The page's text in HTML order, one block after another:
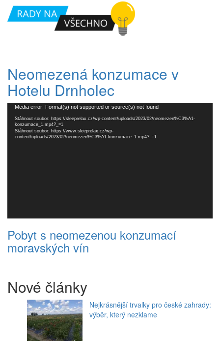
Neomezená konzumace v
Hotelu Drnholec
Video
přehrávač
Media error: Format(s) not supported or source(s) not found
Stáhnout soubor: https://sleeprelax.cz/wp-content/uploads/2023/02/neomezen%C3%A1-
konzumace_1.mp4?_=1
Stáhnout soubor: https://www.sleeprelax.cz/wp-
content/uploads/2023/02/neomezen%C3%A1-konzumace_1.mp4?_=1
Pobyt s neomezenou konzumací
moravských vín
Nové články
Nejkrásnější trvalky pro české zahrady:
výběr, který nezklame